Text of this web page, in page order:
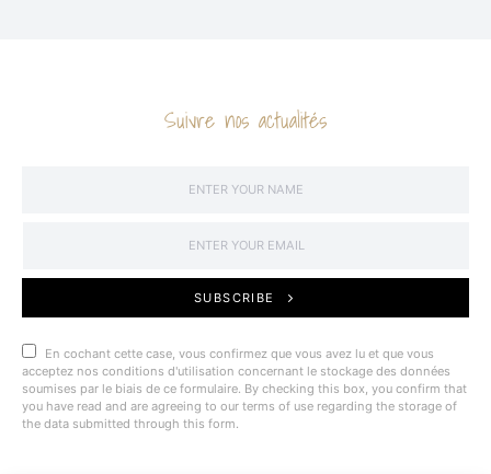
Suivre nos actualités
SUBSCRIBE
En cochant cette case, vous confirmez que vous avez lu et que vous
acceptez nos conditions d'utilisation concernant le stockage des données
soumises par le biais de ce formulaire. By checking this box, you confirm that
you have read and are agreeing to our terms of use regarding the storage of
the data submitted through this form.